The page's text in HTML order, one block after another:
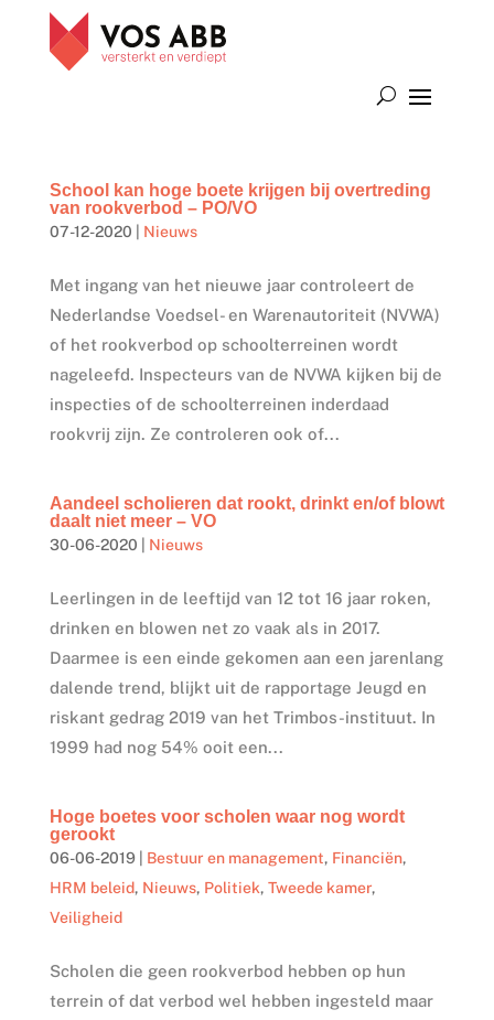
School kan hoge boete krijgen bij overtreding
van rookverbod – PO/VO
07-12-2020 Nieuws
Met ingang van het nieuwe jaar controleert de
Nederlandse Voedsel- en Warenautoriteit (NVWA)
of het rookverbod op schoolterreinen wordt
nageleefd. Inspecteurs van de NVWA kijken bij de
inspecties of de schoolterreinen inderdaad
rookvrij zijn. Ze controleren ook of...
Aandeel scholieren dat rookt, drinkt en/of blowt
daalt niet meer – VO
30-06-2020 Nieuws
Leerlingen in de leeftijd van 12 tot 16 jaar roken,
drinken en blowen net zo vaak als in 2017.
Daarmee is een einde gekomen aan een jarenlang
dalende trend, blijkt uit de rapportage Jeugd en
riskant gedrag 2019 van het Trimbos-instituut. In
1999 had nog 54% ooit een...
Hoge boetes voor scholen waar nog wordt
gerookt
06-06-2019| Bestuur en management, Financiën,
HRM beleid, Nieuws, Politiek, Tweede kamer,
Veiligheid
Scholen die geen rookverbod hebben op hun
terrein of dat verbod wel hebben ingesteld maar